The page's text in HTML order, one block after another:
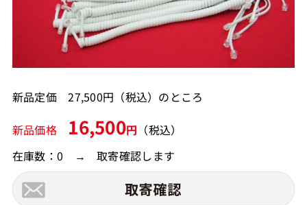
新品定価 27,500円（税込）のところ
新品価格 16,500円 （税込）
在庫数：0 → 取寄確認します